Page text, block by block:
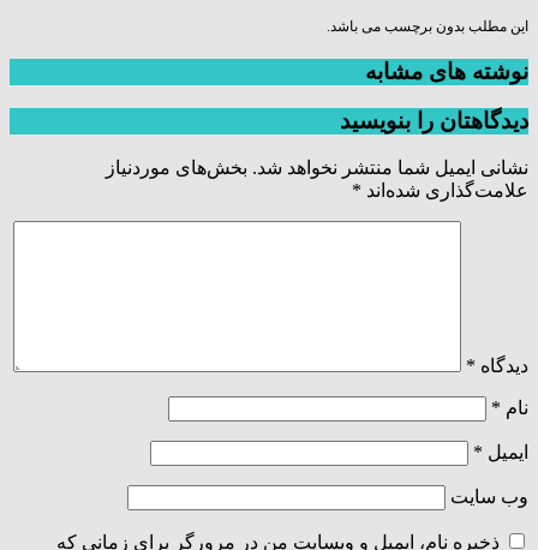
این مطلب بدون برچسب می باشد.
نوشته های مشابه
دیدگاهتان را بنویسید
نشانی ایمیل شما منتشر نخواهد شد. بخش‌های موردنیاز
علامت‌گذاری شده‌اند *
دیدگاه *
نام *
ایمیل *
وب‌ سایت
ذخیره نام، ایمیل و وبسایت من در مرورگر برای زمانی که